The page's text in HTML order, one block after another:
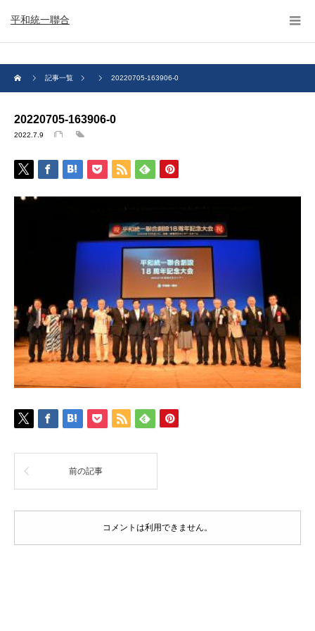
平和統一聯合
記事一覧 20220705-163906-0
20220705-163906-0
2022.7.9
前の記事
コメントは利用できません。